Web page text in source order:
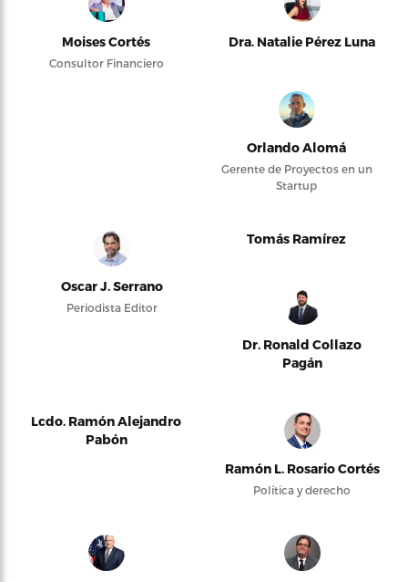
Moises Cortés
Consultor Financiero
Dra. Natalie Pérez Luna
Orlando Alomá
Gerente de Proyectos en un
Startup
Oscar J. Serrano
Periodista Editor
Tomás Ramírez
Dr. Ronald Collazo
Pagán
Lcdo. Ramón Alejandro
Pabón
Ramón L. Rosario Cortés
Política y derecho